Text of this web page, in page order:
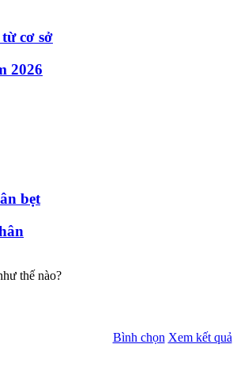
cơ sở
2026
bẹt
thế nào?
Bình chọn Xem kết quả